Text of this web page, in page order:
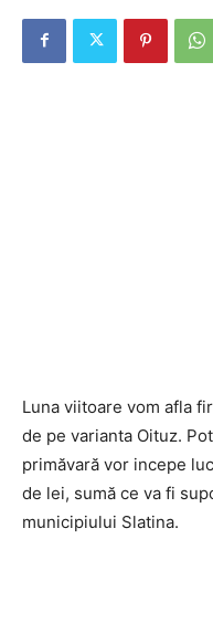
Luna viitoare vom afla
de pe varianta Oituz.
primăvară vor incepe
de lei, sumă ce va fi
municipiului Slatina.